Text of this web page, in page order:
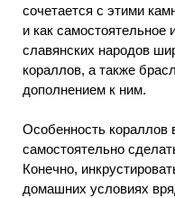
сочетается с этими
и как самостоятельное
славянских народов
кораллов, а также
дополнением к ним.
Особенность кораллов
самостоятельно
Конечно,
домашних условиях